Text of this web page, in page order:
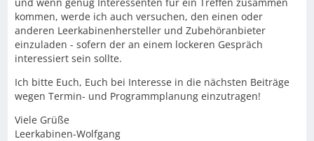
kommen, werde ich auch versuchen, den einen oder
anderen Leerkabinenhersteller und Zubehöranbieter
einzuladen - sofern der an einem lockeren Gespräch
interessiert sein sollte.
Ich bitte Euch, Euch bei Interesse in die nächsten Beiträge
wegen Termin- und Programmplanung einzutragen!
Viele Grüße
Leerkabinen-Wolfgang